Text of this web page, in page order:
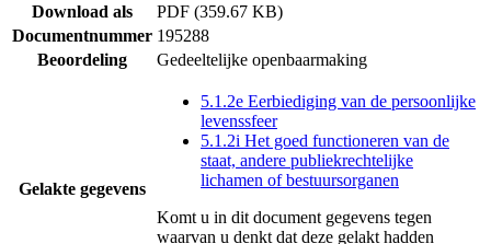
Download als
PDF (359.67 KB)
Documentnummer 195288
Beoordeling
Gedeeltelijke openbaarmaking
Gelakte gegevens
5.1.2e Eerbiediging van de persoonlijke
levenssfeer
5.1.2i Het goed functioneren van de
staat, andere publiekrechtelijke
lichamen of bestuursorganen
Komt u in dit document gegevens tegen
waarvan u denkt dat deze gelakt hadden